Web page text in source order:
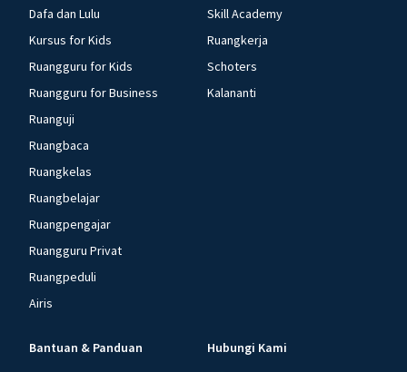
Dafa dan Lulu
Kursus for Kids
Ruangguru for Kids
Ruangguru for Business
Ruanguji
Ruangbaca
Ruangkelas
Ruangbelajar
Ruangpengajar
Ruangguru Privat
Ruangpeduli
Airis
Skill Academy
Ruangkerja
Schoters
Kalananti
Bantuan & Panduan Hubungi Kami